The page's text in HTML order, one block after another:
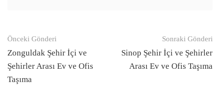
Gönderi
navigasyonu
Önceki Gönderi
Zonguldak Şehir İçi ve
Şehirler Arası Ev ve Ofis
Taşıma
Sonraki Gönderi
Sinop Şehir İçi ve Şehirler
Arası Ev ve Ofis Taşıma